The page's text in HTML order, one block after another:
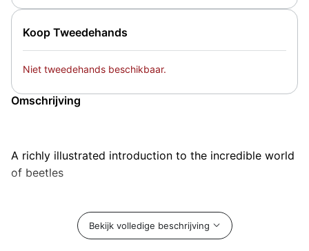
Koop Tweedehands
Niet tweedehands beschikbaar.
Omschrijving
A richly illustrated introduction to the incredible world
of beetles
largest and most successful groups of organisms on
earth, making up one-fifth of all plant and animal
Bekijk volledige beschrijving